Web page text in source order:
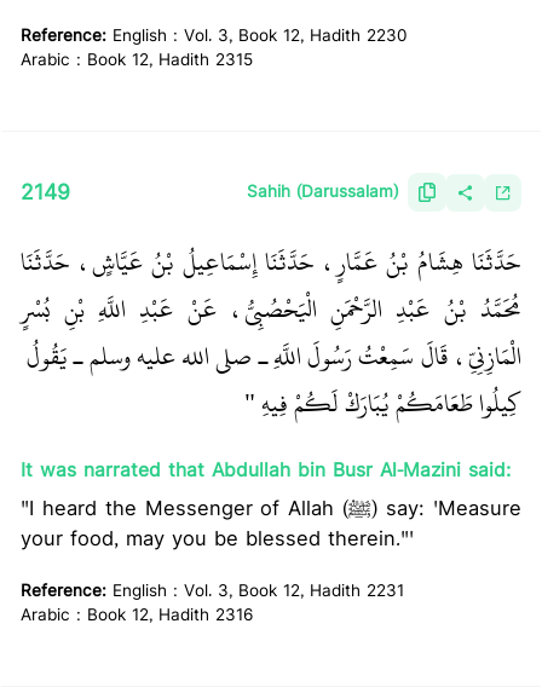
Reference: English : Vol. 3, Book 12, Hadith 2230
Arabic : Book 12, Hadith 2315
2149 Sahih (Darussalam)
حَدَّثَنَا هِشَامُ بْنُ عَمَّارٍ، حَدَّثَنَا إِسْمَاعِيلُ بْنُ عَيَّاشٍ، حَدَّثَنَا
مُحَمَّدُ بْنُ عَبْدِ الرَّحْمَنِ الْيَحْصُبِيُّ، عَنْ عَبْدِ اللَّهِ بْنِ بُسْرٍ
الْمَازِنِيِّ، قَالَ سَمِعْتُ رَسُولَ اللَّهِ ـ صلى الله عليه وسلم ـ يَقُولُ ‏
كِيلُوا طَعَامَكُمْ يُبَارَكْ لَكُمْ فِيهِ ‏"
It was narrated that Abdullah bin Busr Al-Mazini said:
"I heard the Messenger of Allah (ﷺ) say: 'Measure
your food, may you be blessed therein."'
Reference: English : Vol. 3, Book 12, Hadith 2231
Arabic : Book 12, Hadith 2316